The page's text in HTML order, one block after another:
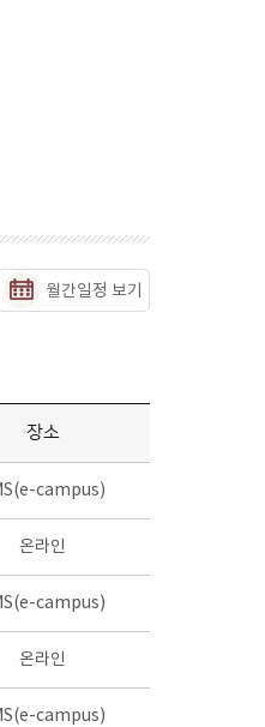
월간일정 보기
장소
campus)
온라인
campus)
온라인
campus)